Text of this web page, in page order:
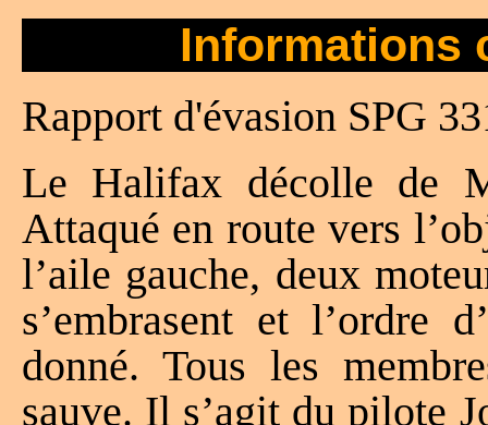
Informations
Rapport d'évasion SPG
Le Halifax décolle de
Attaqué en route vers
l’aile gauche, deux
s’embrasent et l’ordre
donné. Tous les
sauve. Il s’agit du pilote